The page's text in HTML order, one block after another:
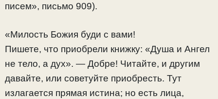
писем», письмо 909).
«Милость Божия буди с вами!
Пишете, что приобрели книжку: «Душа и Ангел
не тело, а дух». — Добре! Читайте, и другим
давайте, или советуйте приобресть. Тут
излагается прямая истина; но есть лица,